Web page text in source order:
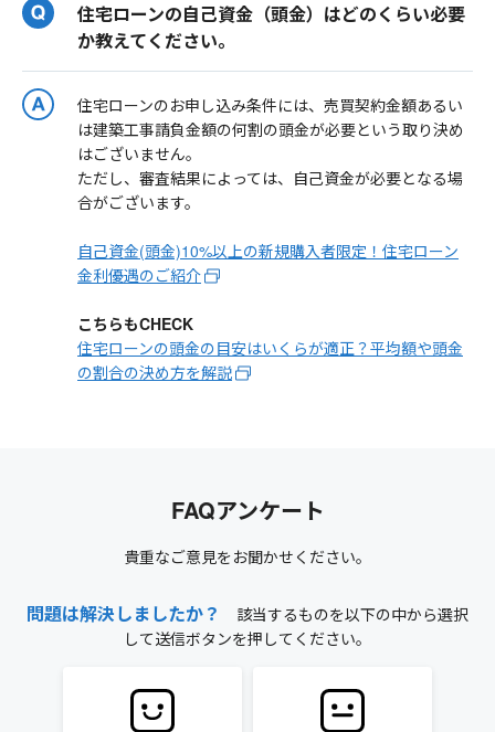
住宅ローンの自己資金（頭金）はどのくらい必要
か教えてください。
住宅ローンのお申し込み条件には、売買契約金額あるい
は建築工事請負金額の何割の頭金が必要という取り決め
はございません。
ただし、審査結果によっては、自己資金が必要となる場
合がございます。
自己資金(頭金)10%以上の新規購入者限定！住宅ローン
金利優遇のご紹介
こちらもCHECK
住宅ローンの頭金の目安はいくらが適正？平均額や頭金
の割合の決め方を解説
FAQアンケート
貴重なご意見をお聞かせください。
問題は解決しましたか？
該当するものを以下の中から選択
して送信ボタンを押してください。